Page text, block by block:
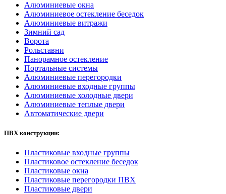
Алюминиевые окна
Алюминиевое остекление беседок
Алюминиевые витражи
Зимний сад
Ворота
Рольставни
Панорамное остекление
Портальные системы
Алюминиевые перегородки
Алюминиевые входные группы
Алюминиевые холодные двери
Алюминиевые теплые двери
Автоматические двери
ПВХ конструкции:
Пластиковые входные группы
Пластиковое остекление беседок
Пластиковые окна
Пластиковые перегородки ПВХ
Пластиковые двери